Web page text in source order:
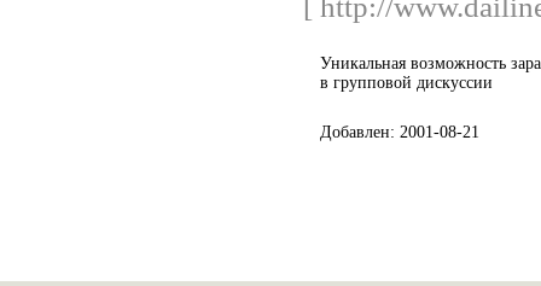
[ http://
Уникальная возможность
в групповой дискуссии
Добавлен: 2001-08-21